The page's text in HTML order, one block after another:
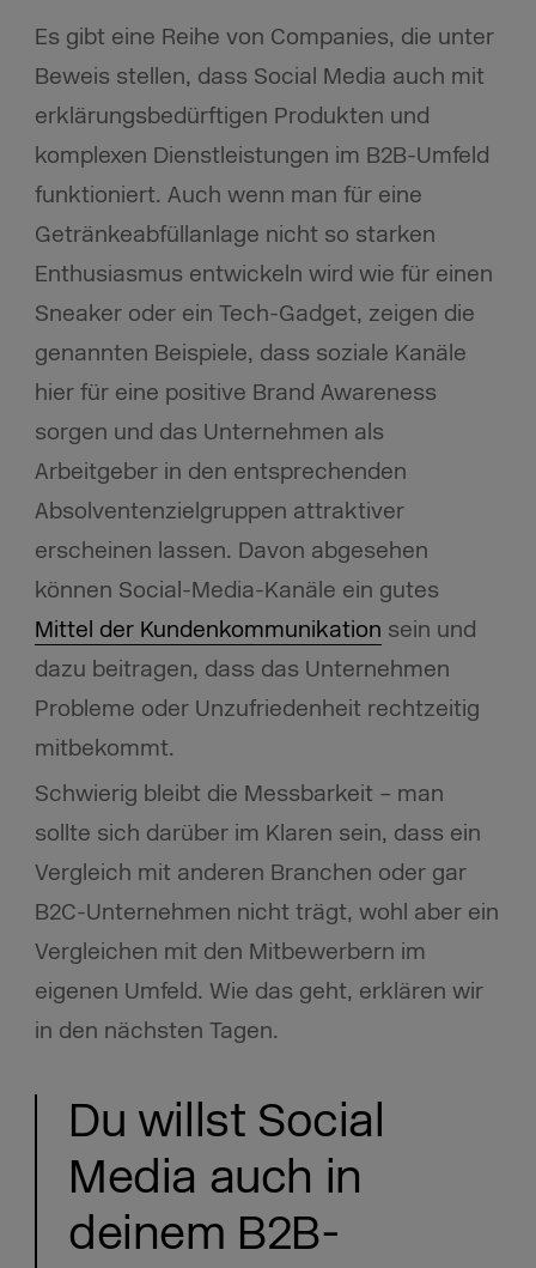
Es gibt eine Reihe von Companies, die unter
Beweis stellen, dass Social Media auch mit
erklärungsbedürftigen Produkten und
komplexen Dienstleistungen im B2B-Umfeld
funktioniert. Auch wenn man für eine
Getränkeabfüllanlage nicht so starken
Enthusiasmus entwickeln wird wie für einen
Sneaker oder ein Tech-Gadget, zeigen die
genannten Beispiele, dass soziale Kanäle
hier für eine positive Brand Awareness
sorgen und das Unternehmen als
Arbeitgeber in den entsprechenden
Absolventenzielgruppen attraktiver
erscheinen lassen. Davon abgesehen
können Social-Media-Kanäle ein gutes
Mittel der Kundenkommunikation sein und
dazu beitragen, dass das Unternehmen
Probleme oder Unzufriedenheit rechtzeitig
mitbekommt.
Schwierig bleibt die Messbarkeit – man
sollte sich darüber im Klaren sein, dass ein
Vergleich mit anderen Branchen oder gar
B2C-Unternehmen nicht trägt, wohl aber ein
Vergleichen mit den Mitbewerbern im
eigenen Umfeld. Wie das geht, erklären wir
in den nächsten Tagen.
Du willst Social
Media auch in
deinem B2B-